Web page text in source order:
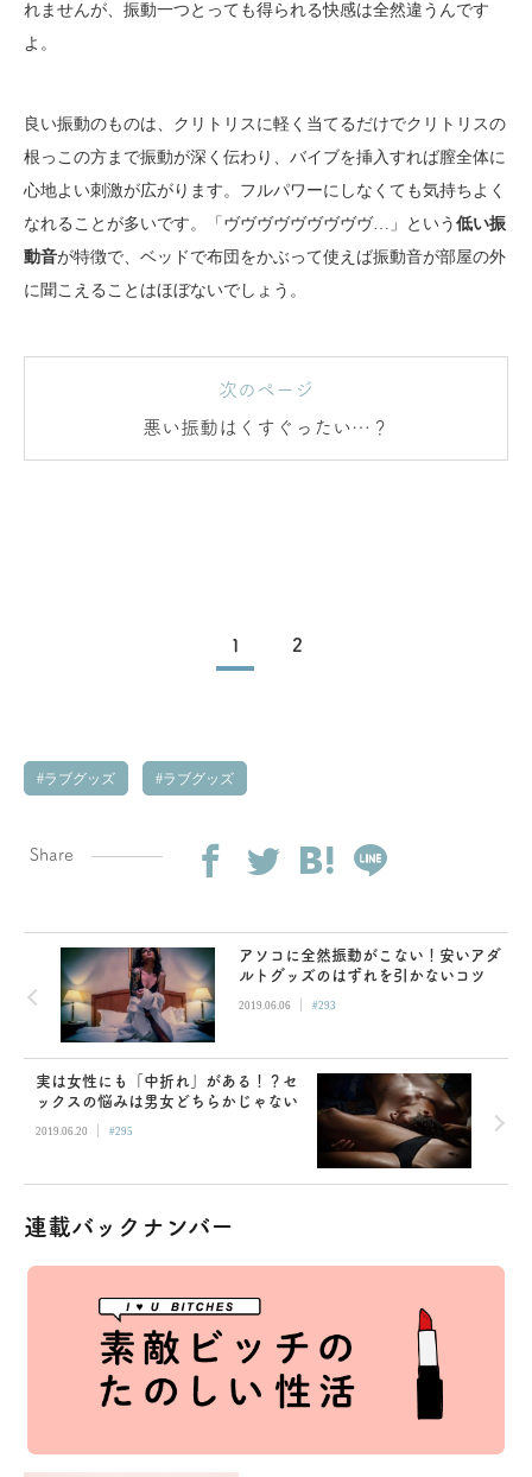
れませんが、振動一つとっても得られる快感は全然違うんです
よ。
良い振動のものは、クリトリスに軽く当てるだけでクリトリスの
根っこの方まで振動が深く伝わり、バイブを挿入すれば膣全体に
心地よい刺激が広がります。フルパワーにしなくても気持ちよく
なれることが多いです。「ヴヴヴヴヴヴヴヴヴ…」という 低い振
動音が特徴で、ベッドで布団をかぶって使えば振動音が部屋の外
に聞こえることはほぼないでしょう。
次のページ
悪い振動はくすぐったい…？
1 2
ラブグッズ ラブグッズ
Share
アソコに全然振動がこない！安いアダ
ルトグッズのはずれを引かないコツ
2019.06.06 | #293
実は女性にも「中折れ」がある！？セ
ックスの悩みは男女どちらかじゃない
2019.06.20 | #295
連載バックナンバー